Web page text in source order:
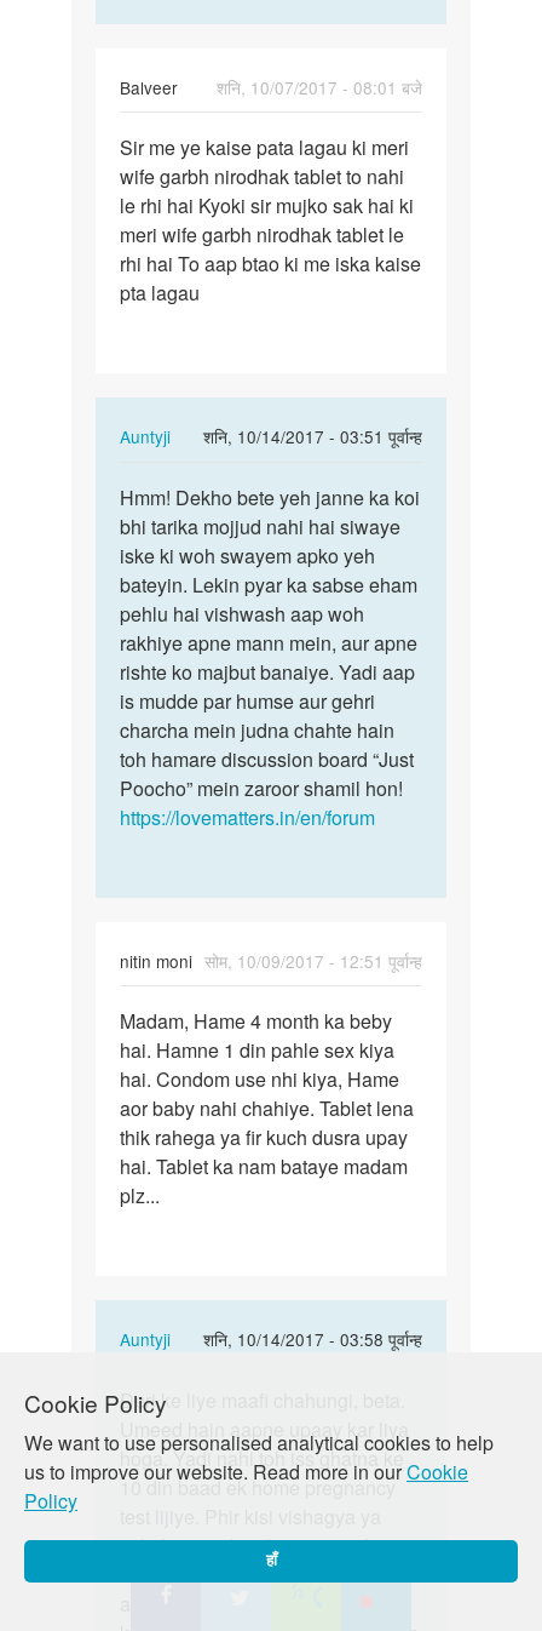
Cookie Policy
We want to use personalised analytical cookies to help
us to improve our website. Read more in ourCookie
Policy
हाँ
Balveer
शनि, 10/07/2017 - 08:01 बजे
Sir
me
ye
kaise
pata
lagau…
Sir me ye kaise pata lagau ki meri
wife garbh nirodhak tablet to nahi
le rhi hai Kyoki sir mujko sak hai ki
meri wife garbh nirodhak tablet le
rhi hai To aap btao ki me iska kaise
pta lagau
Auntyji
शनि, 10/14/2017 - 03:51 पूर्वान्ह
In
to
Sir
me
ye
kaise
pata
lagau…
by
Balveer
Hmm!
Dekho
bete
yeh
janne
ka…
Hmm! Dekho bete yeh janne ka koi
bhi tarika mojjud nahi hai siwaye
iske ki woh swayem apko yeh
bateyin. Lekin pyar ka sabse eham
pehlu hai vishwash aap woh
rakhiye apne mann mein, aur apne
rishte ko majbut banaiye. Yadi aap
is mudde par humse aur gehri
charcha mein judna chahte hain
toh hamare discussion board “Just
Poocho” mein zaroor shamil hon!
https://lovematters.in/en/forum
nitin moni सोम, 10/09/2017 - 12:51 पूर्वान्ह
Madam,
…
Madam, Hame 4 month ka beby
hai. Hamne 1 din pahle sex kiya
hai. Condom use nhi kiya, Hame
aor baby nahi chahiye. Tablet lena
thik rahega ya fir kuch dusra upay
hai. Tablet ka nam bataye madam
plz...
Auntyji
शनि, 10/14/2017 - 03:58 पूर्वान्ह
In
…
by
moni
Deri
liye
maafi
…
Deri ke liye maafi chahungi, beta.
Umeed hain aapne upaay kar liya
hoga. Yadi nahi toh iss ghatna ke
10 din baad ek home pregnancy
achche panjikrit doctor se milo aur
dekho kya ho sakta hai. Iske illava
aap FPAI clinic se bhee sampark